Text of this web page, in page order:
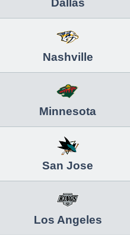
Dallas
Nashville
Minnesota
San Jose
Los Angeles